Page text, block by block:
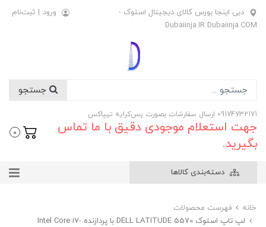
دبی اینجا بورس کالای دیجیتال استوک -
Dubaiinja.IR Dubaiinja.COM
ورود | ثبت‌نام
09174732171 ارسال سفارشات بصورت پس‌کرایه تیپاکس
جهت استعلام موجودی دقیق با ما تماس
بگیرید.
0
دسته‌بندی کالاها
خانه
فهرست محصولات
لپ تاپ استوک DELL LATITUDE 5570 با پردازنده Intel Core i7-